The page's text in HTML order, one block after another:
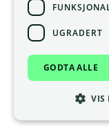
UGRADERT
GODTA ALLE
VIS